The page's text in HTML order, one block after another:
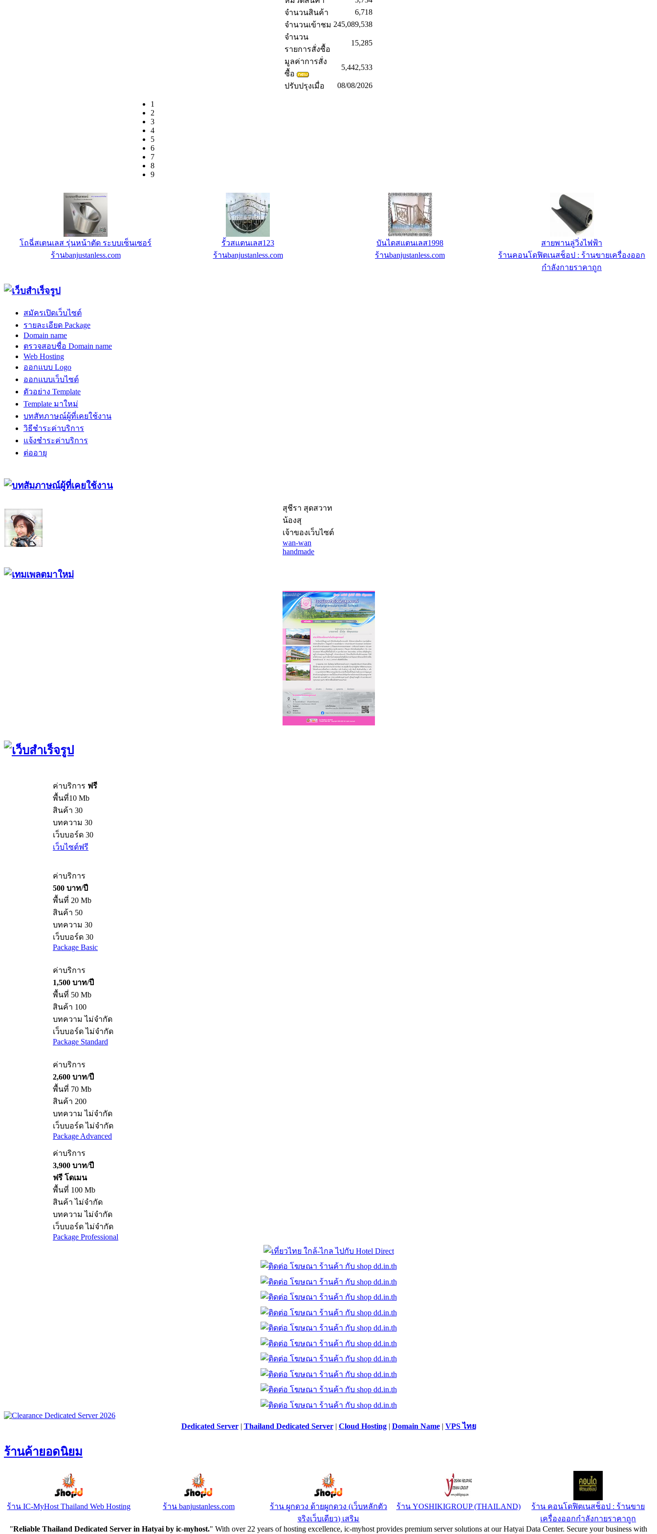
จำนวนสินค้า
6,718
จำนวนเข้าชม 245,089,538
จำนวน
รายการสั่งซื้อ
15,285
มูลค่าการสั่ง
ซื้อ
5,442,533
ปรับปรุงเมื่อ 08/08/2026
1
2
3
4
5
6
7
8
9
Radio Web Hosting R1 - 2500 ฿/ปี
ร้านIC-MyHost Thailand Web Hosting
ดัมเบลหุ้มยางแบบเหลี่ยม ขนาด 25 กก.
ร้านคอนโดฟิตเนสช็อป : ร้านขายเครื่องออก
แผ่นน้ำหนักหุ้มยางรู 2 นิ้ว OP ขนาด 15 กก.
ร้านคอนโดฟิตเนสช็อป : ร้านขายเครื่องออก
ประตูไม้แดงบานซ้อน
ร้านbanjustanless.com
สมัครเปิดเว็บไซต์
รายละเอียด Package
Domain name
ตรวจสอบชื่อ Domain name
Web Hosting
ออกแบบ Logo
ออกแบบเว็บไซต์
ตัวอย่าง Template
Template มาใหม่
บทสัทภาษณ์ผู้ที่เคยใช้งาน
วิธีชำระค่าบริการ
แจ้งชำระค่าบริการ
ต่ออายุ
สุชีรา สุดสวาท
น้องสุ
เจ้าของเว็บไซต์
wan-wan
handmade
ค่าบริการ ฟรี
พื้นที่10 Mb
สินค้า 30
บทความ 30
เว็บบอร์ด 30
เว็บไซต์ฟรี
ค่าบริการ
500 บาท/ปี
พื้นที่ 20 Mb
สินค้า 50
บทความ 30
เว็บบอร์ด 30
Package Basic
ค่าบริการ
1,500 บาท/ปี
พื้นที่ 50 Mb
สินค้า 100
บทความ ไม่จำกัด
เว็บบอร์ด ไม่จำกัด
Package Standard
ค่าบริการ
2,600 บาท/ปี
พื้นที่ 70 Mb
สินค้า 200
บทความ ไม่จำกัด
เว็บบอร์ด ไม่จำกัด
Package Advanced
ค่าบริการ
3,900 บาท/ปี
ฟรี โดเมน
พื้นที่ 100 Mb
สินค้า ไม่จำกัด
บทความ ไม่จำกัด
เว็บบอร์ด ไม่จำกัด
Package Professional
Dedicated Server| Thailand Dedicated Server| Cloud Hosting| Domain Name| VPS ไทย
ร้านค้ายอดนิยม
ร้าน IC-MyHost Thailand Web Hosting ร้าน banjustanless.com
ร้าน ผูกดวง ด้ายผูกดวง (เว็บหลักตัว
จริงเว็บเดียว) เสริม
ร้าน YOSHIKIGROUP (THAILAND)
ร้าน คอนโดฟิตเนสช็อป : ร้านขาย
เครื่องออกกำลังกายราคาถูก
"Reliable Thailand Dedicated Server in Hatyai by ic-myhost." With over 22 years of hosting excellence, ic-myhost provides premium server solutions at our Hatyai Data Center. Secure your business with